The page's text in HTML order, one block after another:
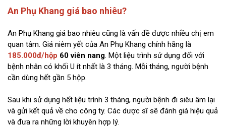
An Phụ Khang giá bao nhiêu?
An Phụ Khang giá bao nhiêu cũng là vấn đề được nhiều chị em
quan tâm. Giá niêm yết của An Phụ Khang chính hãng là
185.000đ/hộp 60 viên nang. Một liệu trình sử dụng đối với
bệnh nhân có khối U ít nhất là 3 tháng. Mỗi tháng, người bệnh
cần dùng hết gần 5 hộp.
Sau khi sử dụng hết liệu trình 3 tháng, người bệnh đi siêu âm lại
và gửi kết quả về cho công ty. Các dược sĩ sẽ đánh giá hiệu quả
và đưa ra những lời khuyên hợp lý.